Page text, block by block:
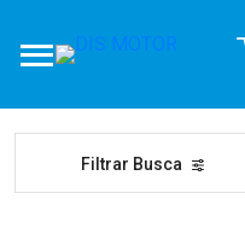
DIS MOTOR
Filtrar Busca